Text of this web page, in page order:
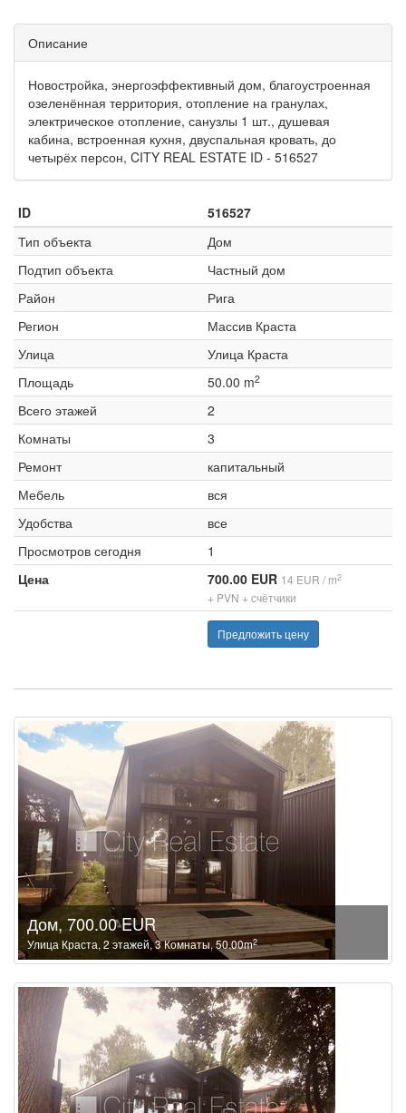
Описание
Новостройка, энергоэффективный дом, благоустроенная
озеленённая территория, отопление на гранулах,
электрическое отопление, санузлы 1 шт., душевая
кабина, встроенная кухня, двуспальная кровать, до
четырёх персон, CITY REAL ESTATE ID - 516527
ID
516527
Тип объекта
Дом
Подтип объекта
Частный дом
Район
Рига
Регион
Массив Краста
Улица
Улица Краста
Площадь
50.00 m2
Всего этажей
2
Комнаты
3
Ремонт
капитальный
Мебель
вся
Удобства
все
Просмотров сегодня
1
Цена
700.00 EUR 14 EUR / m2
+ PVN + счётчики
Предложить цену
Дом, 700.00 EUR
Улица Краста, 2 этажей, 3 Комнаты, 50.00m2